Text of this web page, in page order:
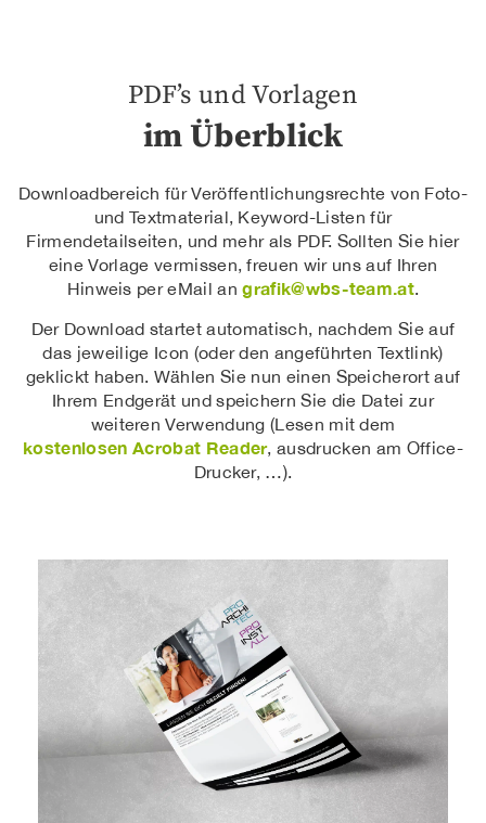
PDF’s und Vorlagen
im Überblick
Downloadbereich für Veröffentlichungsrechte von Foto-
und Textmaterial, Keyword-Listen für
Firmendetailseiten, und mehr als PDF. Sollten Sie hier
eine Vorlage vermissen, freuen wir uns auf Ihren
Hinweis per eMail angrafik@wbs-team.at.
Der Download startet automatisch, nachdem Sie auf
das jeweilige Icon (oder den angeführten Textlink)
geklickt haben. Wählen Sie nun einen Speicherort auf
Ihrem Endgerät und speichern Sie die Datei zur
weiteren Verwendung (Lesen mit dem
kostenlosen Acrobat Reader, ausdrucken am Office-
Drucker, …).